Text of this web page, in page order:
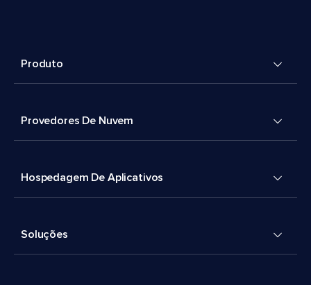
Produto
Provedores De Nuvem
Hospedagem De Aplicativos
Soluções